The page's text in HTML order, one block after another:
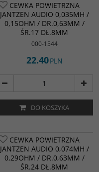
CEWKA POWIETRZNA
JANTZEN AUDIO 0,035MH /
0,15OHM / DR.0,63MM /
ŚR.17 DŁ.8MM
000-1544
22.40PLN
DO KOSZYKA
CEWKA POWIETRZNA
JANTZEN AUDIO 0,074MH /
0,29OHM / DR.0,63MM /
ŚR.24 DŁ.8MM